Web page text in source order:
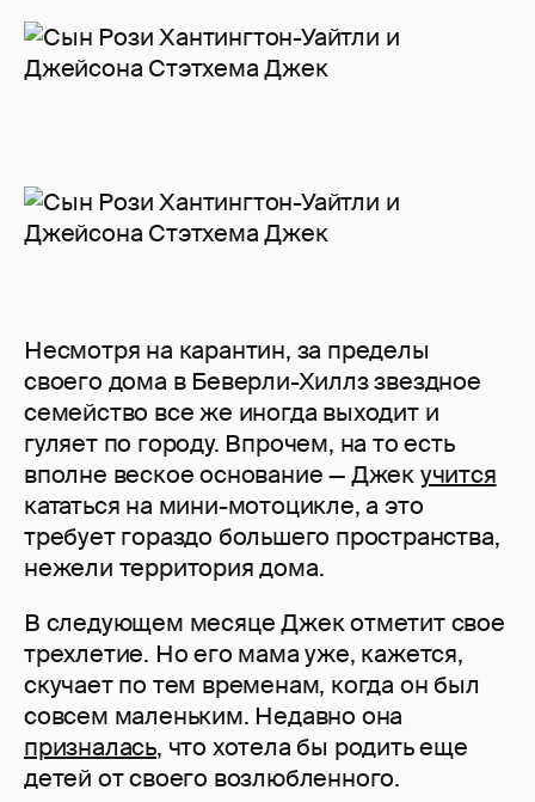
Несмотря на карантин, за пределы
своего дома в Беверли-Хиллз звездное
семейство все же иногда выходит и
гуляет по городу. Впрочем, на то есть
вполне веское основание — Джекучится
кататься на мини-мотоцикле, а это
требует гораздо большего пространства,
нежели территория дома.
В следующем месяце Джек отметит свое
трехлетие. Но его мама уже, кажется,
скучает по тем временам, когда он был
совсем маленьким. Недавно она
призналась, что хотела бы родить еще
детей от своего возлюбленного.